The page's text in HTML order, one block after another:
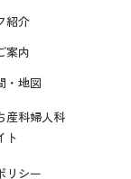
紹介
案内
・地図
産科婦人科
ト
リシー